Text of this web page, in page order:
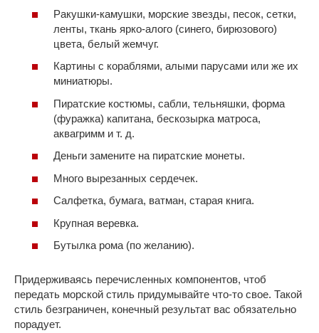
Ракушки-камушки, морские звезды, песок, сетки,
ленты, ткань ярко-алого (синего, бирюзового)
цвета, белый жемчуг.
Картины с кораблями, алыми парусами или же их
миниатюры.
Пиратские костюмы, сабли, тельняшки, форма
(фуражка) капитана, бескозырка матроса,
аквагримм и т. д.
Деньги замените на пиратские монеты.
Много вырезанных сердечек.
Салфетка, бумага, ватман, старая книга.
Крупная веревка.
Бутылка рома (по желанию).
Придерживаясь перечисленных компонентов, чтоб
передать морской стиль придумывайте что-то свое. Такой
стиль безграничен, конечный результат вас обязательно
порадует.